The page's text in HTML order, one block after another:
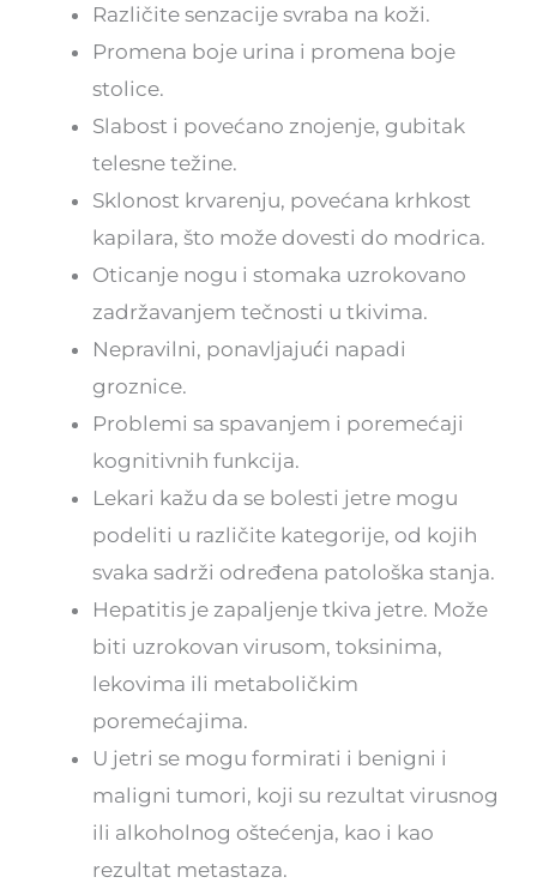
Različite senzacije svraba na koži.
Promena boje urina i promena boje
stolice.
Slabost i povećano znojenje, gubitak
telesne težine.
Sklonost krvarenju, povećana krhkost
kapilara, što može dovesti do modrica.
Oticanje nogu i stomaka uzrokovano
zadržavanjem tečnosti u tkivima.
Nepravilni, ponavljajući napadi
groznice.
Problemi sa spavanjem i poremećaji
kognitivnih funkcija.
Lekari kažu da se bolesti jetre mogu
podeliti u različite kategorije, od kojih
svaka sadrži određena patološka stanja.
Hepatitis je zapaljenje tkiva jetre. Može
biti uzrokovan virusom, toksinima,
lekovima ili metaboličkim
poremećajima.
U jetri se mogu formirati i benigni i
maligni tumori, koji su rezultat virusnog
ili alkoholnog oštećenja, kao i kao
rezultat metastaza.